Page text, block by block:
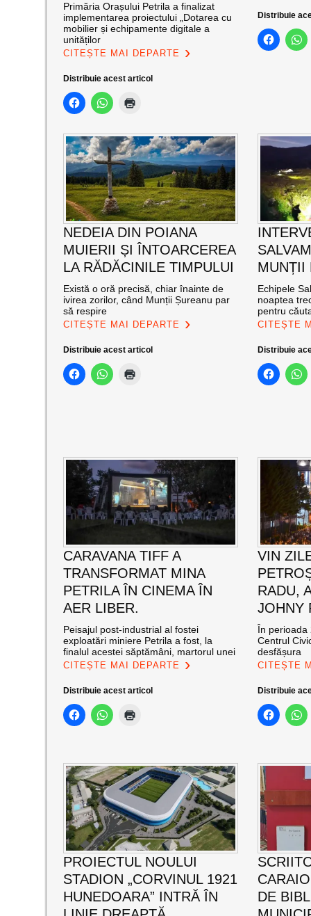
Primăria Orașului Petrila a finalizat
implementarea proiectului „Dotarea cu
mobilier și echipamente digitale a
unităților
CITEȘTE MAI DEPARTE
Distribuie acest articol
Distribuie
NEDEIA DIN POIANA
MUIERII ȘI ÎNTOARCEREA
LA RĂDĂCINILE TIMPULUI
Există o oră precisă, chiar înainte de
ivirea zorilor, când Munții Șureanu par
să respire
CITEȘTE MAI DEPARTE
Distribuie acest articol
MUNȚII
Echipele
noaptea
pentru
CITEȘTE
Distribuie
CARAVANA TIFF A
TRANSFORMAT MINA
PETRILA ÎN CINEMA ÎN
AER LIBER.
Peisajul post-industrial al fostei
exploatări miniere Petrila a fost, la
finalul acestei săptămâni, martorul unei
CITEȘTE MAI DEPARTE
Distribuie acest articol
VIN
RADU,
JOHNY
În perioada
Centrul
desfășura
CITEȘTE
Distribuie
PROIECTUL NOULUI
STADION „CORVINUL 1921
HUNEDOARA” INTRĂ ÎN
DE